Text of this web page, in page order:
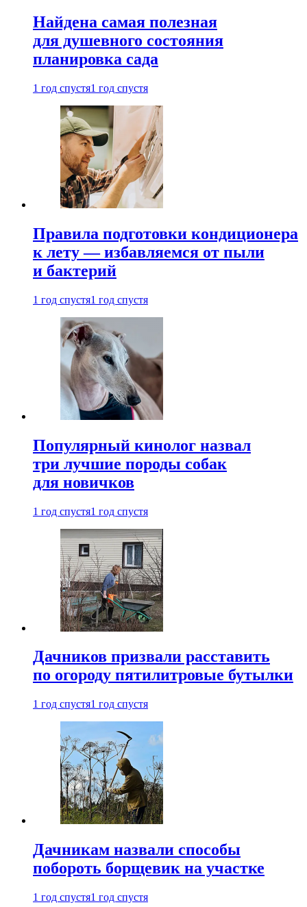
Найдена самая полезная
для душевного состояния
планировка сада
1 год спустя1 год спустя
Правила подготовки кондиционера
к лету — избавляемся от пыли
и бактерий
1 год спустя1 год спустя
Популярный кинолог назвал
три лучшие породы собак
для новичков
1 год спустя1 год спустя
Дачников призвали расставить
по огороду пятилитровые бутылки
1 год спустя1 год спустя
Дачникам назвали способы
побороть борщевик на участке
1 год спустя1 год спустя